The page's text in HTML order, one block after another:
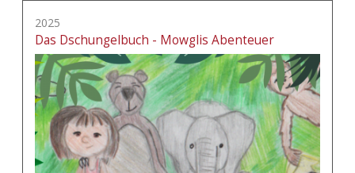
2025
Das Dschungelbuch - Mowglis Abenteuer